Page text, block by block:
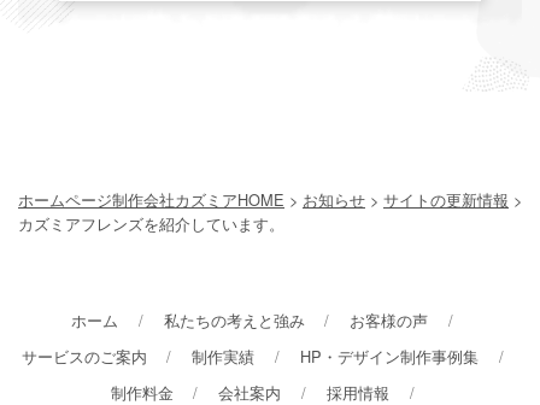
ホームページ制作会社カズミアHOME > お知らせ > サイトの更新情報 >
カズミアフレンズを紹介しています。
ホーム 私たちの考えと強み
お客様の声
サービスのご案内
制作実績
HP・デザイン制作事例集
制作料金
会社案内
採用情報